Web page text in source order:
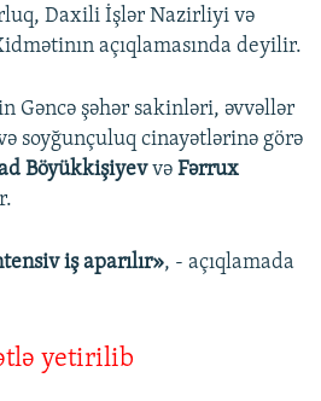
Daxili İşlər Nazirliyi və
açıqlamasında deyilir.
Gəncə şəhər sakinləri, əvvəllər
soyğunçuluq cinayətlərinə görə
Böyükkişiyevvə Fərrux
iş aparılır», - açıqlamada
yetirilib